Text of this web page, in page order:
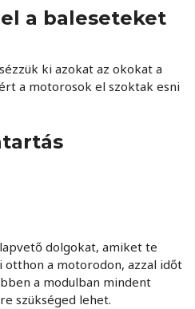
a baleseteket
ki azokat az okokat a
a motorosok el szoktak esni
dolgokat, amiket te
otthon a motorodon, azzal időt
a modulban mindent
szükséged lehet.